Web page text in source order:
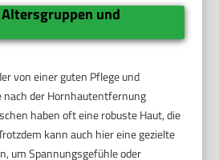
und
von einer guten Pflege und
nach der Hornhautentfernung
haben oft eine robuste Haut, die
kann auch hier eine gezielte
um Spannungsgefühle oder